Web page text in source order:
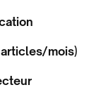
mois)